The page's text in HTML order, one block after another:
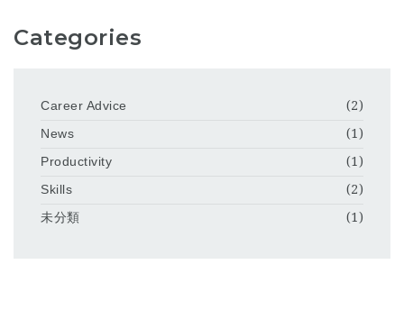
Categories
Career Advice
(2)
News
(1)
Productivity
(1)
Skills
(2)
未分類
(1)